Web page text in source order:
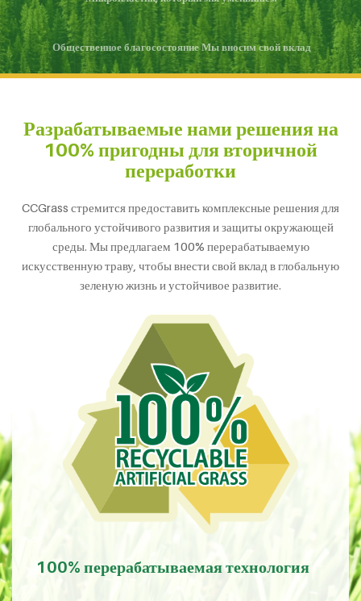
Общественное благосостояние Мы вносим свой вклад
Разрабатываемые нами решения на
100% пригодны для вторичной
переработки
CCGrass стремится предоставить комплексные решения для
глобального устойчивого развития и защиты окружающей
среды. Мы предлагаем 100% перерабатываемую
искусственную траву, чтобы внести свой вклад в глобальную
зеленую жизнь и устойчивое развитие.
100% перерабатываемая технология